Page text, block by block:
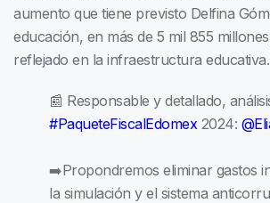
aumento que tiene previsto Delfina
educación, en más de 5 mil 855
reflejado en la infraestructura educativa.
📰 Responsable y detallado,
#PaqueteFiscalEdomex 2024:
➡️Propondremos eliminar gastos
la simulación y el sistema